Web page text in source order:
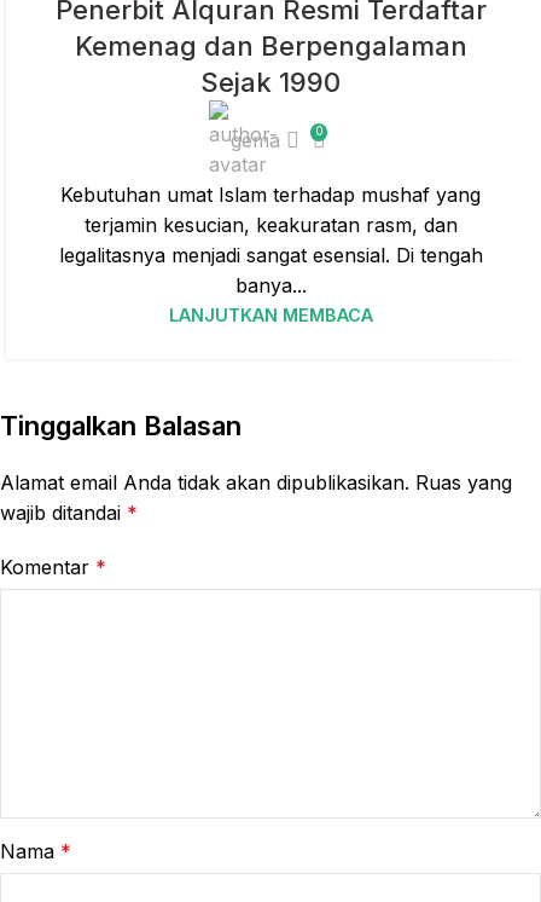
Penerbit Alquran Resmi Terdaftar
Kemenag dan Berpengalaman
Sejak 1990
gema 0
Kebutuhan umat Islam terhadap mushaf yang
terjamin kesucian, keakuratan rasm, dan
legalitasnya menjadi sangat esensial. Di tengah
banya...
LANJUTKAN MEMBACA
Tinggalkan Balasan
Alamat email Anda tidak akan dipublikasikan. Ruas yang
wajib ditandai *
Komentar *
Nama *